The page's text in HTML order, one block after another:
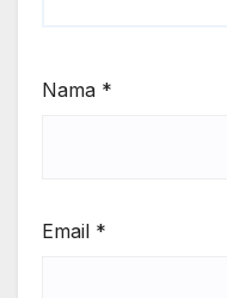
Nama *
Email *